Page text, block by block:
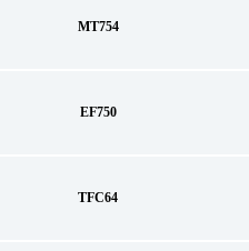
MT754
EF750
TFC64